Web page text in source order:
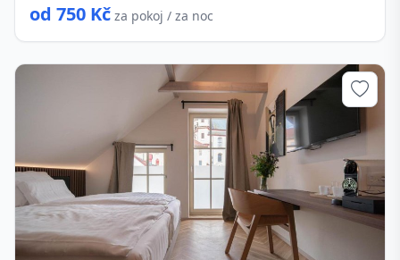
od 750 Kč za pokoj / za noc